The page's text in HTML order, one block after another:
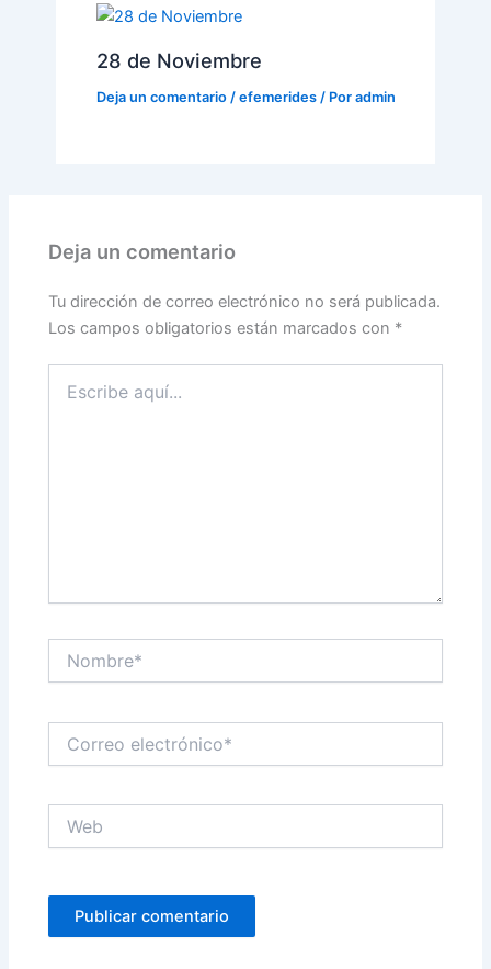
28 de Noviembre
Deja un comentario / efemerides/ Por admin
Deja un comentario
Tu dirección de correo electrónico no será publicada.
Los campos obligatorios están marcados con *
aquí...
electrónico*